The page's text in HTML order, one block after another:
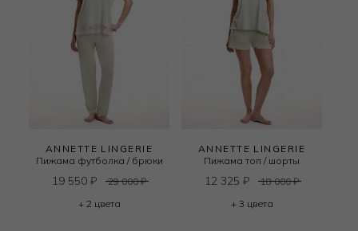
ANNETTE LINGERIE
Пижама футболка / брюки
19 550 ₽ 29 000₽
+ 2 цвета
ANNETTE LINGERIE
Пижама топ / шорты
12 325 ₽ 18 000₽
+ 3 цвета